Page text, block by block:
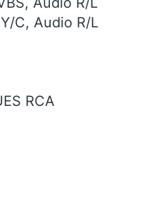
C, Audio R/L
RCA